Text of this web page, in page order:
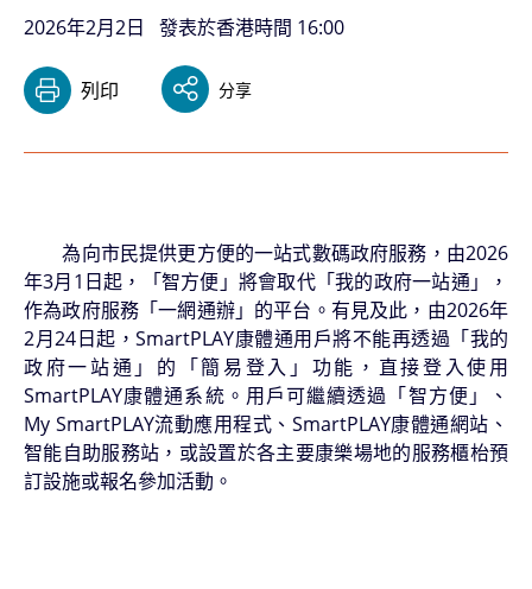
2026年2月2日 發表於香港時間 16:00
列印 分享
為向市民提供更方便的一站式數碼政府服務，由2026
年3月1日起，「智方便」將會取代「我的政府一站通」，
作為政府服務「一網通辦」的平台。有見及此，由2026年
2月24日起，SmartPLAY康體通用戶將不能再透過「我的
政府一站通」的「簡易登入」功能，直接登入使用
SmartPLAY康體通系統。用戶可繼續透過「智方便」、
My SmartPLAY流動應用程式、SmartPLAY康體通網站、
智能自助服務站，或設置於各主要康樂場地的服務櫃枱預
訂設施或報名參加活動。